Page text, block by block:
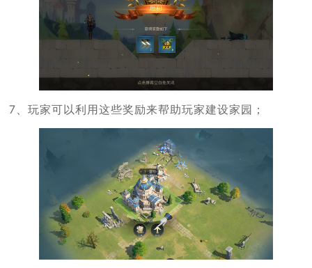
7、玩家可以利用这些奖励来帮助玩家建设家园；